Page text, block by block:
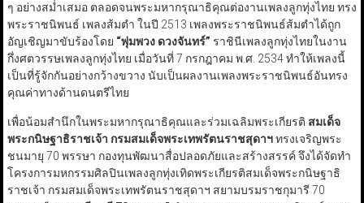
ๆ อย่างสม่ำเสมอ ตลอดจนพระมหากรุณาธิคุณต่องานเพลงลูกทุ่งไทย ทรง
พระราชนิพนธ์ เพลงส้มตำ ในปี 2513 เพลงพระราชนิพนธ์ส้มตำได้ถูก
อัญเชิญมาขับร้องโดย “พุ่มพวง ดวงจันทร์” ราชินีเพลงลูกทุ่งไทยในงาน
กึ่งศตวรรษเพลงลูกทุ่งไทย เมื่อวันที่ 7 กรกฎาคม พ.ศ. 2534 ทำให้เพลงนี้
เป็นที่รู้จักกันอย่างกว้างขวาง นับเป็นผลงานเพลงพระราชนิพนธ์อันทรง
คุณค่าทางด้านดนตรีไทย
เพื่อน้อมสำนึกในพระมหากรุณาธิคุณและร่วมเฉลิมพระเกียรติ สมเด็จ
พระกนิษฐาธิราชเจ้า กรมสมเด็จพระเทพรัตนราชสุดาฯทรงเจริญพระ
ชนมายุ 70 พรรษา กองทุนพัฒนาสื่อปลอดภัยและสร้างสรรค์ จึงได้จัดทำ
โครงการมหกรรมศิลปินเพลงลูกทุ่งเทิดพระเกียรติสมเด็จพระกนิษฐาธิ
ราชเจ้า กรมสมเด็จพระเทพรัตนราชสุดาฯ สยามบรมราชกุมารี 70